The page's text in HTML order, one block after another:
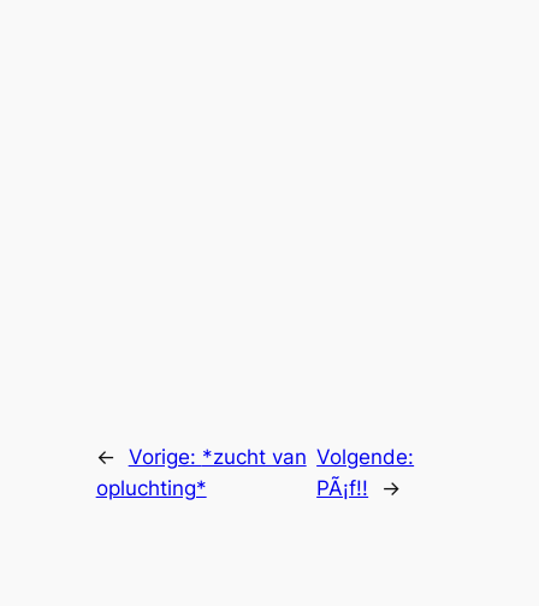
← Vorige: *zucht van
opluchting*
Volgende:
PÃ¡f!!
→